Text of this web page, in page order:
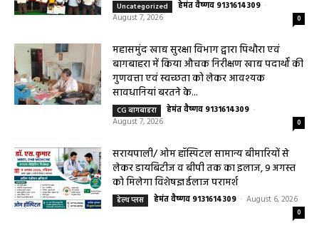
महासमुंद राष्ट्रीय तंबाकू नियंत्रण कार्यक्रम के तहत
जागरूकता कार्यशाला आयोजित विद्यार्थियों को
Uncategorized हेमंत वैष्णव 9131614309
August 7, 2026
0
महासमुंद खाद्य सुरक्षा विभाग द्वारा पिथौरा एवं
बागबाहरा में किया औचक निरीक्षण खाद्य पदार्थों की
गुणवत्ता एवं स्वच्छता को लेकर आवश्यक
CG बागबाहरा हेमंत वैष्णव 9131614309 -
August 7, 2026
सरायपाली/ ओम हॉस्पिटल सामान्य बीमारियों से
लेकर डायबिटीज व बीपी तक का इलाज, 9 अगस्त